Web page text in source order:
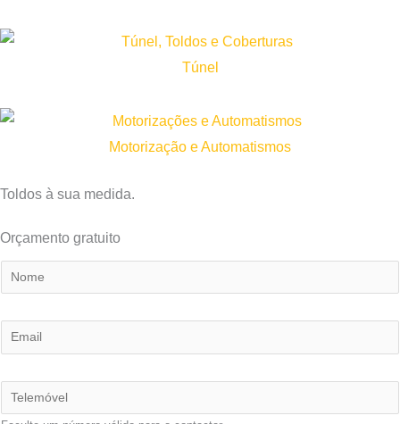
Túnel
Motorização e Automatismos
Toldos à sua medida.
Orçamento gratuito
o
m
e
m
a
ie